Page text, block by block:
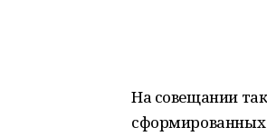
На совещании
сформированных